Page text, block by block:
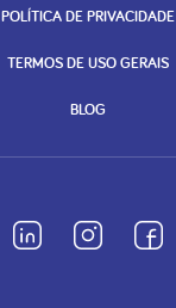
POLÍTICA DE PRIVACIDADE
TERMOS DE USO GERAIS
BLOG